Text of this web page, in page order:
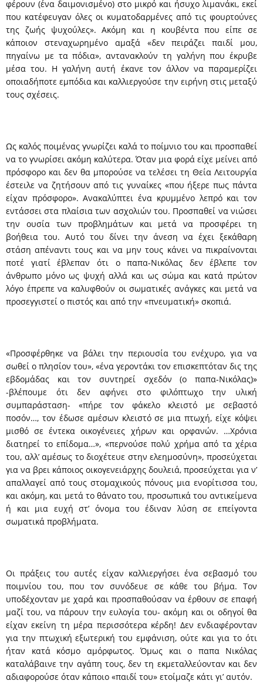
φέρουν (ένα δαιμονισμένο) στο μικρό και ήσυχο λιμανάκι, εκεί
που κατέφευγαν όλες οι κυματοδαρμένες από τις φουρτούνες
της ζωής ψυχούλες». Ακόμη και η κουβέντα που είπε σε
κάποιον στεναχωρημένο αμαξά «δεν πειράζει παιδί μου,
πηγαίνω με τα πόδια», αντανακλούν τη γαλήνη που έκρυβε
μέσα του. Η γαλήνη αυτή έκανε τον άλλον να παραμερίζει
οποιαδήποτε εμπόδια και καλλιεργούσε την ειρήνη στις μεταξύ
τους σχέσεις.
Ως καλός ποιμένας γνωρίζει καλά το ποίμνιο του και προσπαθεί
να το γνωρίσει ακόμη καλύτερα. Όταν μια φορά είχε μείνει από
πρόσφορο και δεν θα μπορούσε να τελέσει τη Θεία Λειτουργία
έστειλε να ζητήσουν από τις γυναίκες «που ήξερε πως πάντα
είχαν πρόσφορο». Ανακαλύπτει ένα κρυμμένο λεπρό και τον
εντάσσει στα πλαίσια των ασχολιών του. Προσπαθεί να νιώσει
την ουσία των προβλημάτων και μετά να προσφέρει τη
βοήθεια του. Αυτό του δίνει την άνεση να έχει ξεκάθαρη
στάση απέναντι τους και να μην τους κάνει να πικραίνονται
ποτέ γιατί έβλεπαν ότι ο παπα-Νικόλας δεν έβλεπε τον
άνθρωπο μόνο ως ψυχή αλλά και ως σώμα και κατά πρώτον
λόγο έπρεπε να καλυφθούν οι σωματικές ανάγκες και μετά να
προσεγγιστεί ο πιστός και από την «πνευματική» σκοπιά.
«Προσφέρθηκε να βάλει την περιουσία του ενέχυρο, για να
σωθεί ο πλησίον του», «ένα γεροντάκι τον επισκεπτόταν δις της
εβδομάδας και τον συντηρεί σχεδόν (ο παπα-Νικόλας)»
-βλέπουμε ότι δεν αφήνει στο φιλόπτωχο την υλική
συμπαράσταση- «πήρε τον φάκελο κλειστό με σεβαστό
ποσόν…, τον έδωσε αμέσων κλειστό σε μια πτωχή, είχε κόψει
μισθό σε έντεκα οικογένειες χήρων και ορφανών. …Χρόνια
διατηρεί το επίδομα…», «περνούσε πολύ χρήμα από τα χέρια
του, αλλ’ αμέσως το διοχέτευε στην ελεημοσύνη», προσεύχεται
για να βρει κάποιος οικογενειάρχης δουλειά, προσεύχεται για ν’
απαλλαγεί από τους στομαχικούς πόνους μια ενορίτισσα του,
και ακόμη, και μετά το θάνατο του, προσωπικά του αντικείμενα
ή και μια ευχή στ’ όνομα του έδιναν λύση σε επείγοντα
σωματικά προβλήματα.
Οι πράξεις του αυτές είχαν καλλιεργήσει ένα σεβασμό του
ποιμνίου του, που τον συνόδευε σε κάθε του βήμα. Τον
υποδέχονταν με χαρά και προσπαθούσαν να έρθουν σε επαφή
μαζί του, να πάρουν την ευλογία του- ακόμη και οι οδηγοί θα
είχαν εκείνη τη μέρα περισσότερα κέρδη! Δεν ενδιαφέρονταν
για την πτωχική εξωτερική του εμφάνιση, ούτε και για το ότι
ήταν κατά κόσμο αμόρφωτος. Όμως και ο παπα Νικόλας
καταλάβαινε την αγάπη τους, δεν τη εκμεταλλεύονταν και δεν
αδιαφορούσε όταν κάποιο «παιδί του» ετοίμαζε κάτι γι’ αυτόν.